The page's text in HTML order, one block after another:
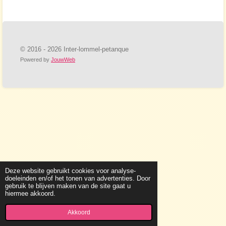
Deze website gebruikt cookies voor analyse-
doeleinden en/of het tonen van advertenties. Door
gebruik te blijven maken van de site gaat u
hiermee akkoord.
Akkoord
© 2016 - 2026 Inter-lommel-petanque
Powered by JouwWeb